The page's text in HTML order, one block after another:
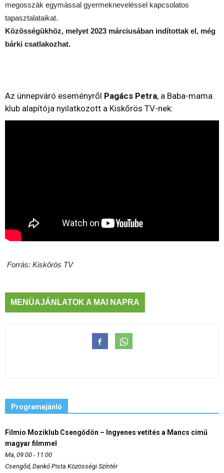
megosszák egymással gyermekneveléssel kapcsolatos
tapasztalataikat.
Közösségükhöz, melyet 2023 márciusában indítottak el, még
bárki csatlakozhat.
Az ünnepváró eseményről Pagács Petra, a Baba-mama
klub alapítója nyilatkozott a Kiskőrös TV-nek:
Forrás: Kiskőrös TV
MENÜAJÁNLATOK A MAI NAPRA
Programajánló
Filmio Moziklub Csengődön – Ingyenes vetítés a Mancs című
magyar filmmel
Ma, 09:00 - 11:00
Csengőd, Dankó Pista Közösségi Színtér